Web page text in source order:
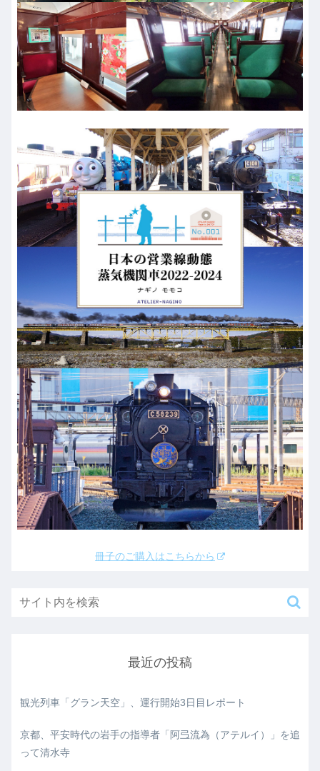
冊子のご購入はこちらから
最近の投稿
観光列車「グラン天空」、運行開始3日目レポート
京都、平安時代の岩手の指導者「阿弖流為（アテルイ）」を追
って清水寺